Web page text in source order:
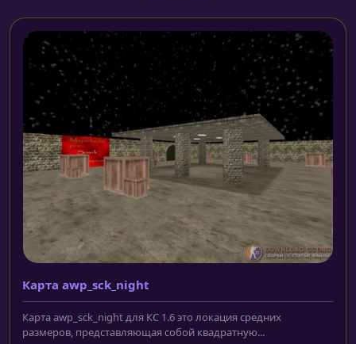
Карта awp_sck_night
Карта awp_sck_night для КС 1.6 это локация средних
размеров, представляющая собой квадратную...